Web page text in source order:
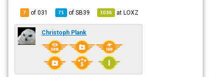
7 of 031 71 ofSB39 1036 atLOXZ
Christoph Plank